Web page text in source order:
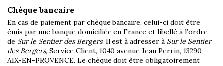
Chèque bancaire
En cas de paiement par chèque bancaire, celui-ci doit être
émis par une banque domiciliée en France et libellé à l’ordre
de Sur le Sentier des Bergers. Il est à adresser à Sur le Sentier
des Bergers, Service Client, 1040 avenue Jean Perrin, 13290
AIX-EN-PROVENCE. Le chèque doit être obligatoirement